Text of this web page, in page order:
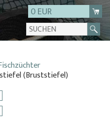
0 EUR
(Bruststiefel)